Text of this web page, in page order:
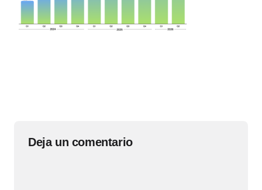
Deja un comentario